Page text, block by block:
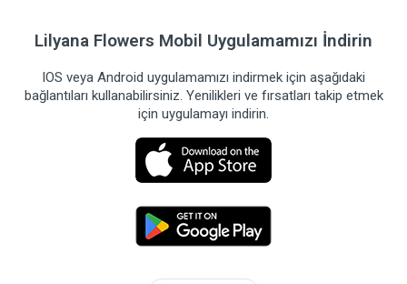
Lilyana Flowers Mobil Uygulamamızı İndirin
IOS veya Android uygulamamızı indirmek için aşağıdaki
bağlantıları kullanabilirsiniz. Yenilikleri ve fırsatları takip etmek
için uygulamayı indirin.